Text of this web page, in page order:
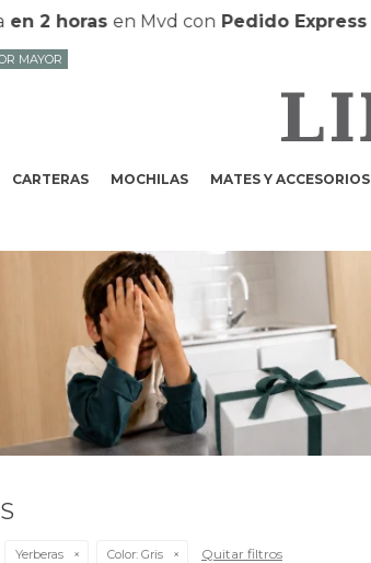
2 horasen Mvd conPedido Express||
CARTERAS MOCHILAS MATES Y ACCESORIOS
MAYOR
Yerberas Color: Gris Quitar filtros